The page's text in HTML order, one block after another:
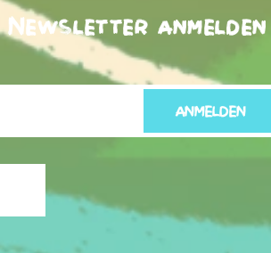
anmelden
ANMELDEN